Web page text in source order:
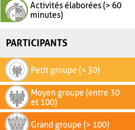
Activités élaborées (> 60
minutes)
PARTICIPANTS
Petit groupe (< 30)
Moyen groupe (entre 30
et 100)
Grand groupe (> 100)